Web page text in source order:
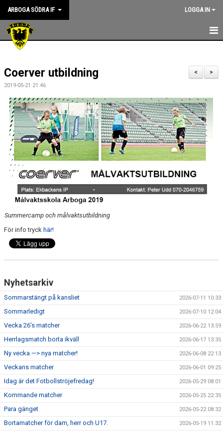
ARBOGA SÖDRA IF LOGGA IN
HEM
KANSLIET
OM KLUBBEN
ASIF RIKTLINJER
STYRELSEN
KONTAKT
SPONSORER
BILDGALLERI
VÅRA LAG
MEDLEMSAVGIFTER
MATCHER
>
<
Coerver utbildning
2019-05-21 21:46
Summercamp och målvaktsutbildning
För info tryck här!
Nyhetsarkiv
Sommarstängt på kansliet 2026-07-11 10:33
Sommarledigt 2026-07-10 12:04
Vecka 26’s matcher 2026-06-22 13:59
Herrlagsmatch borta ikväll 2026-06-17 13:35
Ny vecka —> nya matcher! 2026-06-08 22:13
Veckans matcher 2026-06-01 09:25
Idag är det Fotbollströjefredag! 2026-05-29 08:01
Kommande matcher 2026-05-25 22:35
Para gänget 2026-05-22 08:32
Bortamatcher för dam, herr och U17. 2026-05-19 11:32